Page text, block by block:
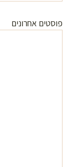
פוסטים אחרונים